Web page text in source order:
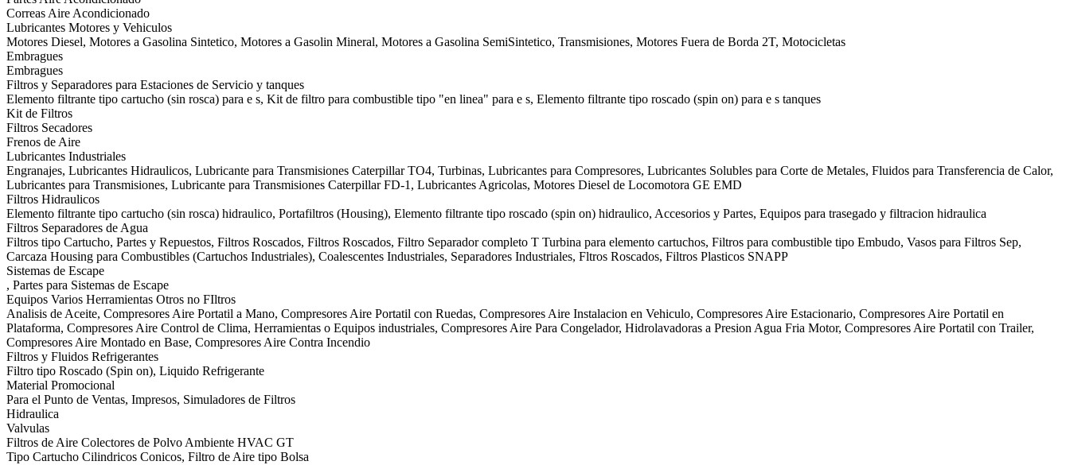
Correas Aire Acondicionado
Lubricantes Motores y Vehiculos
Motores Diesel, Motores a Gasolina Sintetico, Motores a Gasolin Mineral, Motores a Gasolina SemiSintetico, Transmisiones, Motores Fuera de Borda 2T, Motocicletas
Embragues
Embragues
Filtros y Separadores para Estaciones de Servicio y tanques
Elemento filtrante tipo cartucho (sin rosca) para e s, Kit de filtro para combustible tipo "en linea" para e s, Elemento filtrante tipo roscado (spin on) para e s tanques
Kit de Filtros
Filtros Secadores
Frenos de Aire
Lubricantes Industriales
Engranajes, Lubricantes Hidraulicos, Lubricante para Transmisiones Caterpillar TO4, Turbinas, Lubricantes para Compresores, Lubricantes Solubles para Corte de Metales, Fluidos para Transferencia de Calor,
Lubricantes para Transmisiones, Lubricante para Transmisiones Caterpillar FD-1, Lubricantes Agricolas, Motores Diesel de Locomotora GE EMD
Filtros Hidraulicos
Elemento filtrante tipo cartucho (sin rosca) hidraulico, Portafiltros (Housing), Elemento filtrante tipo roscado (spin on) hidraulico, Accesorios y Partes, Equipos para trasegado y filtracion hidraulica
Filtros Separadores de Agua
Filtros tipo Cartucho, Partes y Repuestos, Filtros Roscados, Filtros Roscados, Filtro Separador completo T Turbina para elemento cartuchos, Filtros para combustible tipo Embudo, Vasos para Filtros Sep,
Carcaza Housing para Combustibles (Cartuchos Industriales), Coalescentes Industriales, Separadores Industriales, Fltros Roscados, Filtros Plasticos SNAPP
Sistemas de Escape
, Partes para Sistemas de Escape
Equipos Varios Herramientas Otros no FIltros
Analisis de Aceite, Compresores Aire Portatil a Mano, Compresores Aire Portatil con Ruedas, Compresores Aire Instalacion en Vehiculo, Compresores Aire Estacionario, Compresores Aire Portatil en
Plataforma, Compresores Aire Control de Clima, Herramientas o Equipos industriales, Compresores Aire Para Congelador, Hidrolavadoras a Presion Agua Fria Motor, Compresores Aire Portatil con Trailer,
Compresores Aire Montado en Base, Compresores Aire Contra Incendio
Filtros y Fluidos Refrigerantes
Filtro tipo Roscado (Spin on), Liquido Refrigerante
Material Promocional
Para el Punto de Ventas, Impresos, Simuladores de Filtros
Hidraulica
Valvulas
Filtros de Aire Colectores de Polvo Ambiente HVAC GT
Tipo Cartucho Cilindricos Conicos, Filtro de Aire tipo Bolsa